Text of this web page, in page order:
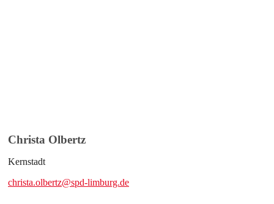
Christa Olbertz
Kernstadt
christa.olbertz@spd-limburg.de